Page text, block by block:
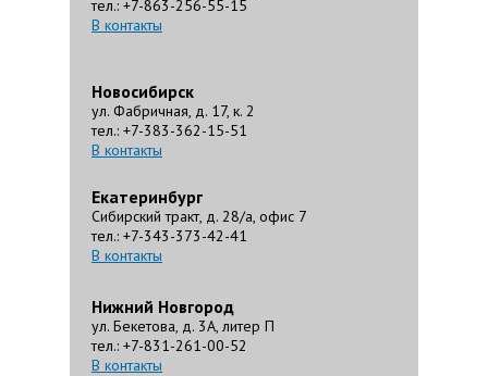
тел.: +7-863-256-55-15
В контакты
Новосибирск
ул. Фабричная, д. 17, к. 2
тел.: +7-383-362-15-51
В контакты
Екатеринбург
Сибирский тракт, д. 28/а, офис 7
тел.: +7-343-373-42-41
В контакты
Нижний Новгород
ул. Бекетова, д. 3А, литер П
тел.: +7-831-261-00-52
В контакты